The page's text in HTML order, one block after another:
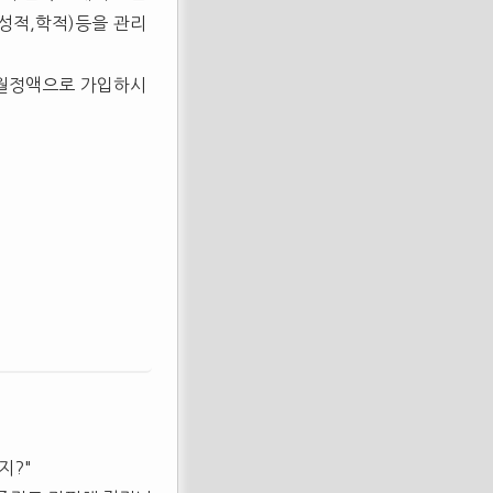
적,학적)등을 관리
액으로 가입하시
?"